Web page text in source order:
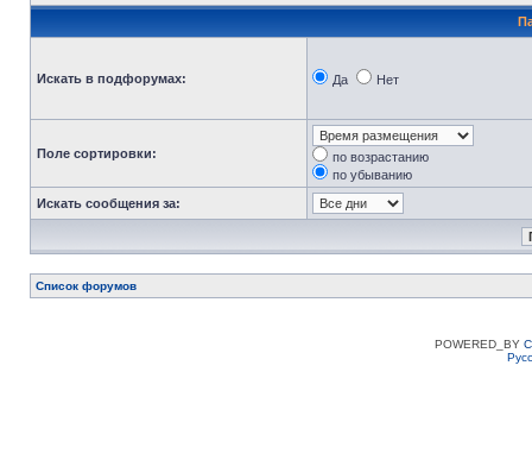
Искать в подфорумах: Да Нет
Поле сортировки:
по возрастанию
по убыванию
Искать сообщения за:
Список форумов
POWERED_BY